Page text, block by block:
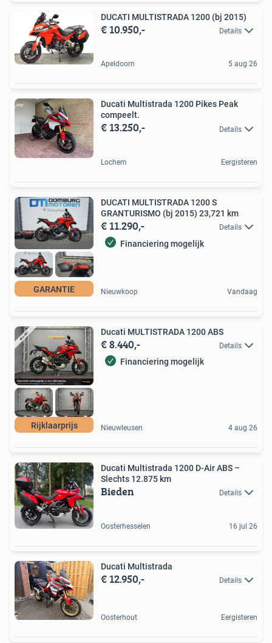
DUCATI MULTISTRADA 1200 (bj 2015)
€ 10.950,- Details
Apeldoorn 5 aug 26
Ducati Multistrada 1200 Pikes Peak
compeelt.
€ 13.250,- Details
Lochem Eergisteren
GARANTIE
DUCATI MULTISTRADA 1200 S
GRANTURISMO (bj 2015) 23,721 km
€ 11.290,- Details
Financiering mogelijk
Nieuwkoop Vandaag
Rijklaarprijs
Ducati MULTISTRADA 1200 ABS
€ 8.440,- Details
Financiering mogelijk
Nieuwleusen 4 aug 26
Ducati Multistrada 1200 D-Air ABS –
Slechts 12.875 km
Bieden Details
Oosterhesselen 16 jul 26
Ducati Multistrada
€ 12.950,- Details
Oosterhout Eergisteren